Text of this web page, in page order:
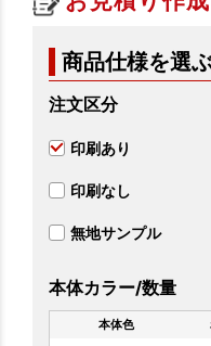
商品仕様を選
注文区分
印刷あり
印刷なし
無地サンプル
本体カラー/数量
本体色